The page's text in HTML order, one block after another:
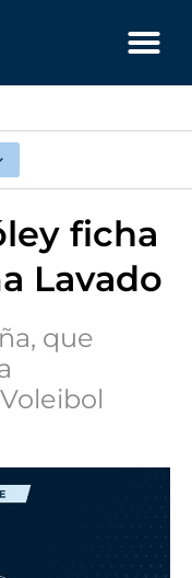
ficha
Lavado
que